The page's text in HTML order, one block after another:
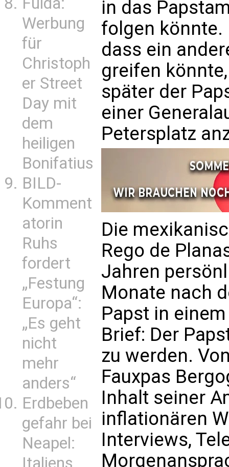
Werbung
für
Christoph
er Street
Day mit
dem
heiligen
Bonifatius
BILD-
Komment
atorin
Ruhs
fordert
„Festung
Europa“:
„Es geht
nicht
mehr
anders“
Erdbeben
gefahr bei
Neapel:
Italiens
in das
folgen könnte.
dass ein
greifen
später der
einer
Petersplatz
Die
Rego de
Jahren
Monate nach
Papst in
Brief: Der
zu werden.
Fauxpas
Inhalt seiner
inflationären
Interviews,